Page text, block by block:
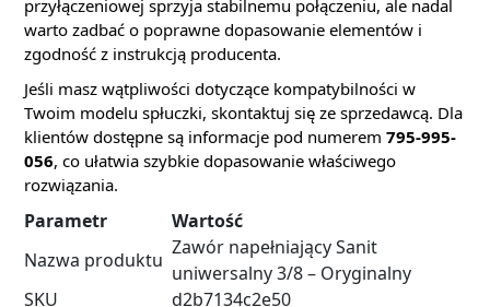
przyłączeniowej sprzyja stabilnemu połączeniu, ale nadal
warto zadbać o poprawne dopasowanie elementów i
zgodność z instrukcją producenta.
Jeśli masz wątpliwości dotyczące kompatybilności w
Twoim modelu spłuczki, skontaktuj się ze sprzedawcą. Dla
klientów dostępne są informacje pod numerem 795-995-
056, co ułatwia szybkie dopasowanie właściwego
rozwiązania.
Parametr
Wartość
Nazwa produktu
Zawór napełniający Sanit
uniwersalny 3/8 – Oryginalny
SKU
d2b7134c2e50